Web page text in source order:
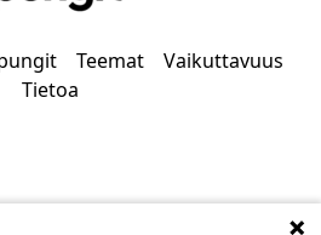
Teemat
Vaikuttavuus
Tietoa